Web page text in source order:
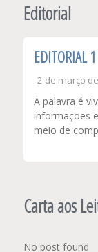
Editorial
EDITORIAL
2 de março
A palavra é
informações
meio de
Carta aos
No post found